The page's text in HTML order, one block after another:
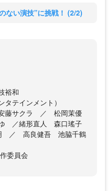
ない演技”に挑戦！ (2/2)
裕和
テインメント）
藤サクラ ／ 松岡茉優
／緒形直人 森口瑤子
／ 高良健吾 池脇千鶴
委員会